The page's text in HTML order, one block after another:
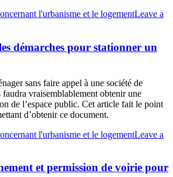
l'urbanisme et le logementLeave a
démarches pour stationner un
sans faire appel à une société de
vraisemblablement obtenir une
de l’espace public. Cet article fait le point
d’obtenir ce document.
l'urbanisme et le logementLeave a
et permission de voirie pour